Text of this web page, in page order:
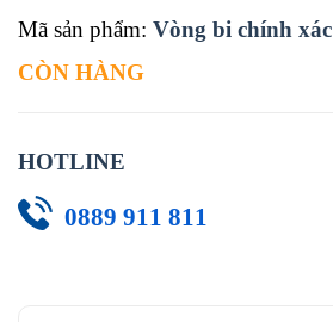
Mã sản phẩm: Vòng bi chính xác
CÒN HÀNG
HOTLINE
0889 911 811